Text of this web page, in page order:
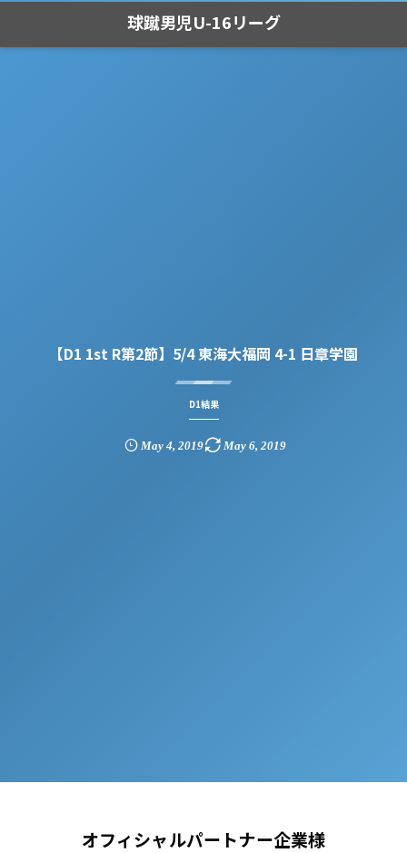
球蹴男児U-16リーグ
【D1 1st R第2節】5/4 東海大福岡 4-1 日章学園
D1結果
May 4, 2019 May 6, 2019
オフィシャルパートナー企業様